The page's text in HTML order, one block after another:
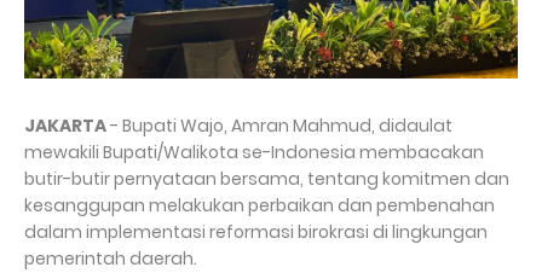
JAKARTA- Bupati Wajo, Amran Mahmud, didaulat
mewakili Bupati/Walikota se-Indonesia membacakan
butir-butir pernyataan bersama, tentang komitmen dan
kesanggupan melakukan perbaikan dan pembenahan
dalam implementasi reformasi birokrasi di lingkungan
pemerintah daerah.